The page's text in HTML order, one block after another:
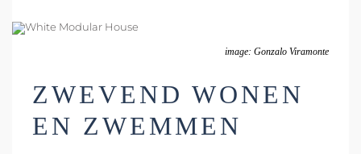
image: Gonzalo Viramonte
ZWEVEND WONEN
EN ZWEMMEN